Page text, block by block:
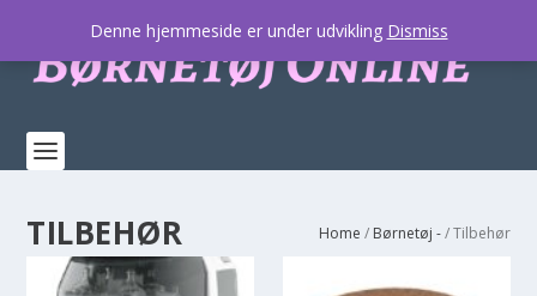
TILBEHØR Home / Børnetøj -/ Tilbehør
Denne hjemmeside er under udvikling Dismiss